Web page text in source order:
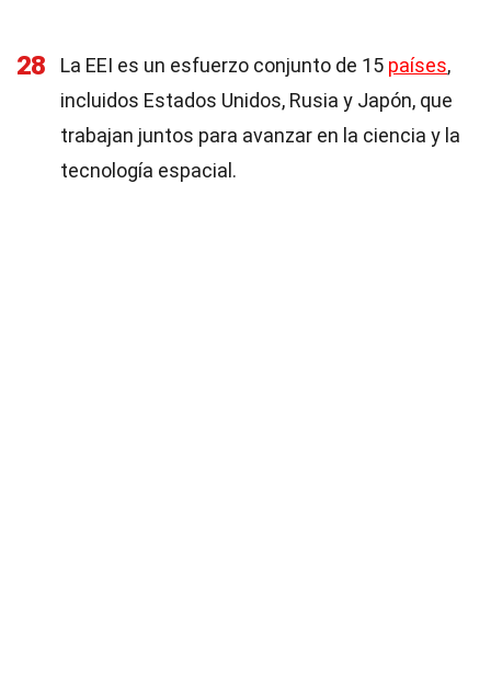
28 La EEI es un esfuerzo conjunto de 15 países,
incluidos Estados Unidos, Rusia y Japón, que
trabajan juntos para avanzar en la ciencia y la
tecnología espacial.